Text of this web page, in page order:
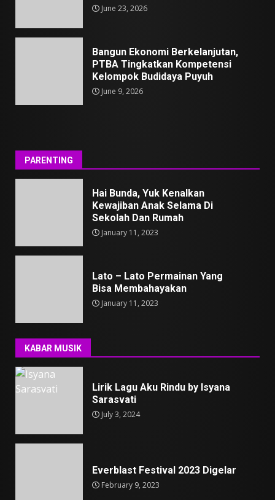
June 23, 2026
Bangun Ekonomi Berkelanjutan,
PTBA Tingkatkan Kompetensi
Kelompok Budidaya Puyuh
June 9, 2026
PARENTING
Hai Bunda, Yuk Kenalkan
Kewajiban Anak Selama Di
Sekolah Dan Rumah
January 11, 2023
Lato – Lato Permainan Yang
Bisa Membahayakan
January 11, 2023
KABAR MUSIK
Lirik Lagu Aku Rindu by Isyana
Sarasvati
July 3, 2024
Everblast Festival 2023 Digelar
February 9, 2023